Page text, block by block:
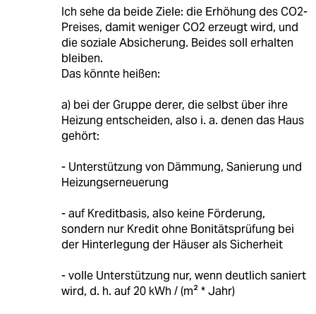
Ich sehe da beide Ziele: die Erhöhung des CO2-
Preises, damit weniger CO2 erzeugt wird, und
die soziale Absicherung. Beides soll erhalten
bleiben.
Das könnte heißen:
a) bei der Gruppe derer, die selbst über ihre
Heizung entscheiden, also i. a. denen das Haus
gehört:
- Unterstützung von Dämmung, Sanierung und
Heizungserneuerung
- auf Kreditbasis, also keine Förderung,
sondern nur Kredit ohne Bonitätsprüfung bei
der Hinterlegung der Häuser als Sicherheit
- volle Unterstützung nur, wenn deutlich saniert
wird, d. h. auf 20 kWh / (m² * Jahr)